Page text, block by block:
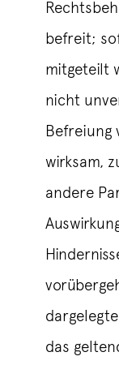
befreit;
mitgeteilt
nicht
Befreiung
wirksam,
andere
das